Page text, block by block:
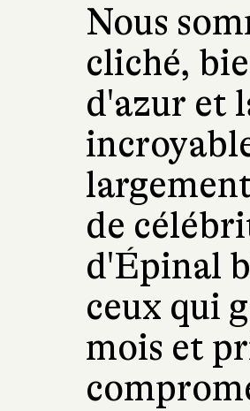
Nous
cliché,
d'azur et
de
d'Épinal
ceux qui
mois et